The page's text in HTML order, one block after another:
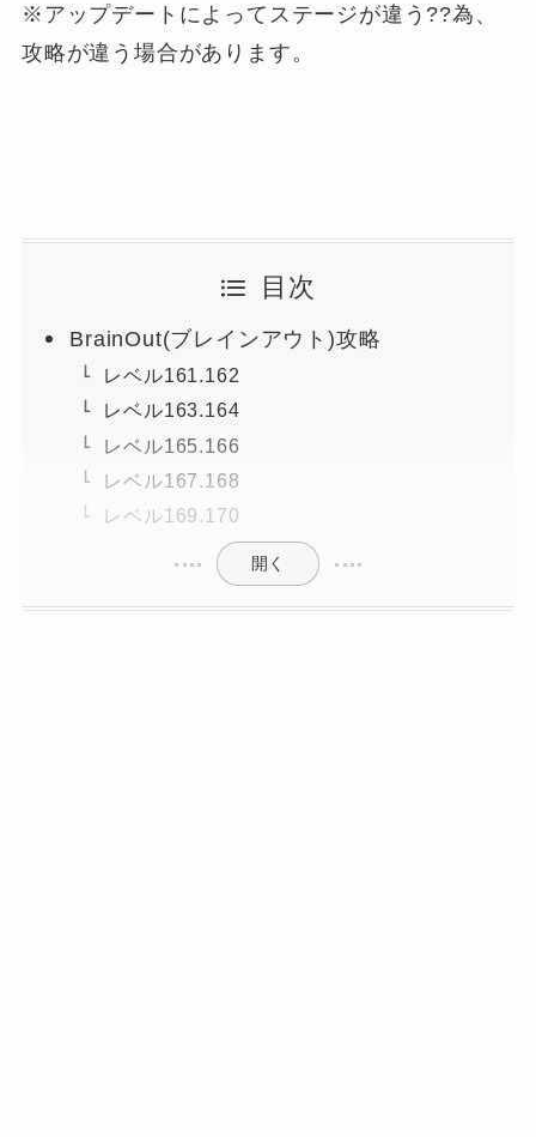
※アップデートによってステージが違う??為、
攻略が違う場合があります。
目次
BrainOut(ブレインアウト)攻略
レベル161.162
レベル163.164
レベル165.166
レベル167.168
レベル169.170
開く